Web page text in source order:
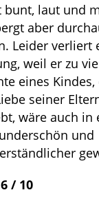
bunt, laut und
aber
Leider verliert
weil er zu
eines Kindes,
seiner
wäre auch in
und
/ 10